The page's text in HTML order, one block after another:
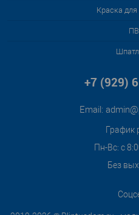
Краска для
+7 (929)
Email:
График
Пн-Вс: с
Без